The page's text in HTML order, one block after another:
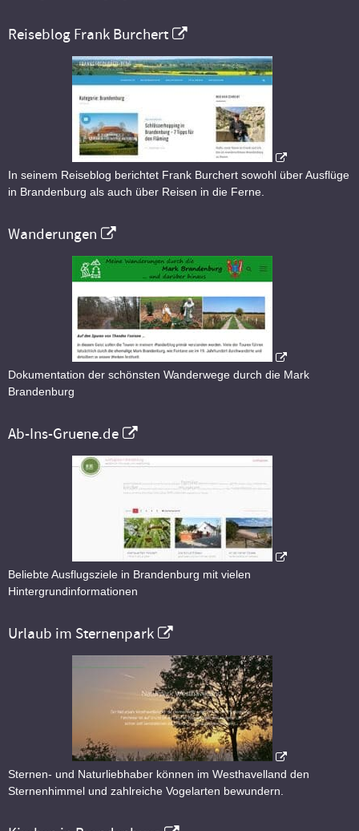
Reiseblog Frank Burchert
In seinem Reiseblog berichtet Frank Burchert sowohl über Ausflüge
in Brandenburg als auch über Reisen in die Ferne.
Wanderungen
Dokumentation der schönsten Wanderwege durch die Mark
Brandenburg
Ab-Ins-Gruene.de
Beliebte Ausflugsziele in Brandenburg mit vielen
Hintergrundinformationen
Urlaub im Sternenpark
Sternen- und Naturliebhaber können im Westhavelland den
Sternenhimmel und zahlreiche Vogelarten bewundern.